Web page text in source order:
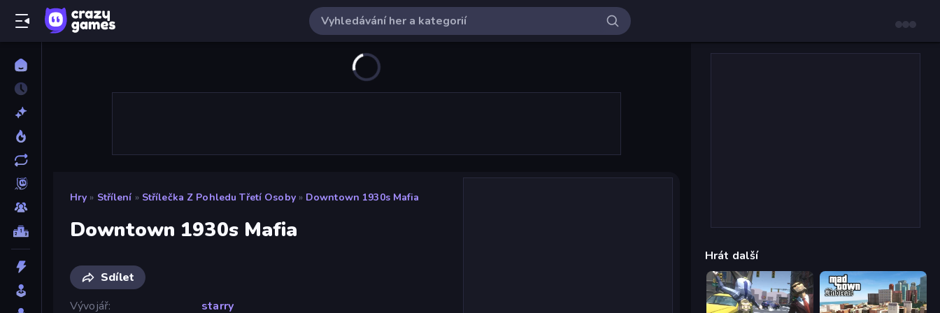
Hry » Střílení » Střílečka Z Pohledu Třetí Osoby » Downtown 1930s Mafia
Downtown 1930s Mafia
Sdílet
Vývojář
starry
Hrát další